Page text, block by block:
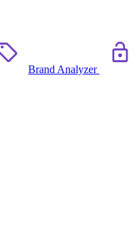
Brand Analyzer